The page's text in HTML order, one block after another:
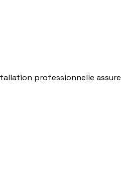
professionnelle assure